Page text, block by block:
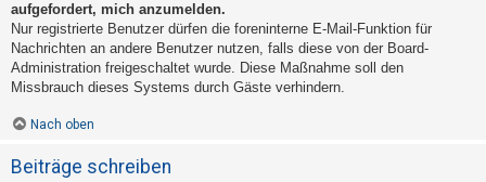
aufgefordert, mich anzumelden.
Nur registrierte Benutzer dürfen die foreninterne E-Mail-Funktion für
Nachrichten an andere Benutzer nutzen, falls diese von der Board-
Administration freigeschaltet wurde. Diese Maßnahme soll den
Missbrauch dieses Systems durch Gäste verhindern.
Nach oben
Beiträge schreiben